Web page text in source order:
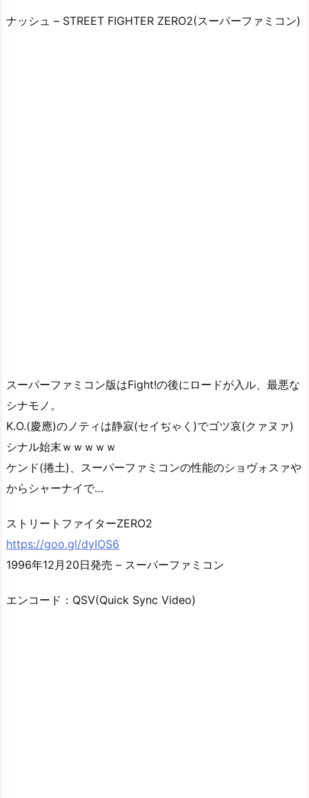
ナッシュ – STREET FIGHTER ZERO2(スーパーファミコン)
スーパーファミコン版はFight!の後にロードが入ル、最悪な
シナモノ。
K.O.(慶應)のノティは静寂(セイぢゃく)でゴツ哀(クァヌァ)
シナル始末ｗｗｗｗｗ
ケンド(捲土)、スーパーファミコンの性能のショヴォスァや
からシャーナイで…
ストリートファイターZERO2
https://goo.gl/dyIOS6
1996年12月20日発売 – スーパーファミコン
エンコード：QSV(Quick Sync Video)